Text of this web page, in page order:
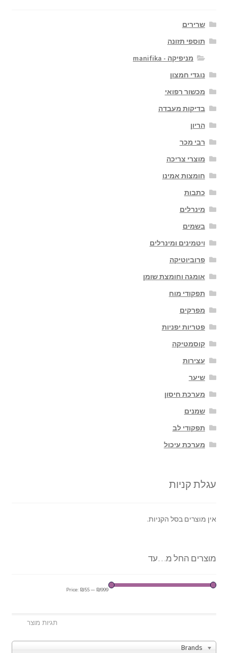
שרירים
תוספי תזונה
מניפיקה - manifika
נוגדי חמצון
מכשור רפואי
בדיקות מעבדה
הריון
רבי מכר
מוצרי צריכה
חומצות אמינו
כתבות
מינרלים
בשמים
ויטמינים ומינרלים
פרוביוטיקה
אומגה וחומצת שומן
תפקודי מוח
מפרקים
פטריות יפניות
קוסמטיקה
עצירות
שיער
מערכת חיסון
שמנים
תפקודי לב
מערכת עיכול
עגלת קניות
אין מוצרים בסל הקניות.
מוצרים החל מ…עד
Price: ₪55— ₪999
Brands